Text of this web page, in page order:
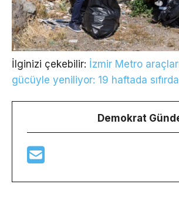
İlginizi çekebilir: İzmir Metro
gücüyle yeniliyor: 19 haftada
Demokrat